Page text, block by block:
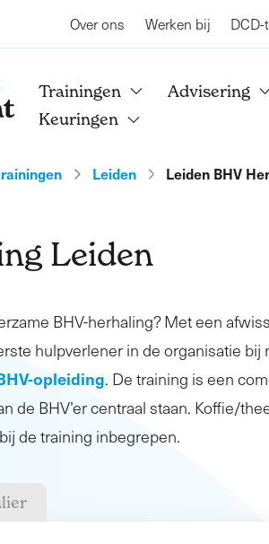
Over ons Werken bij
Trainingen Advisering
Keuringen
Leiden Leiden BHV
Leiden
BHV-herhaling? Met een
hulpverlener in de organisatie bij
opleiding. De training is een
de BHV’er centraal staan. Koffie/
de training inbegrepen.